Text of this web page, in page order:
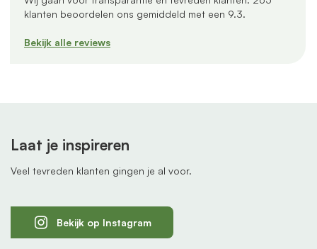
klanten beoordelen ons gemiddeld met een 9.3.
Bekijk alle reviews
Laat je inspireren
Veel tevreden klanten gingen je al voor.
Bekijk op Instagram